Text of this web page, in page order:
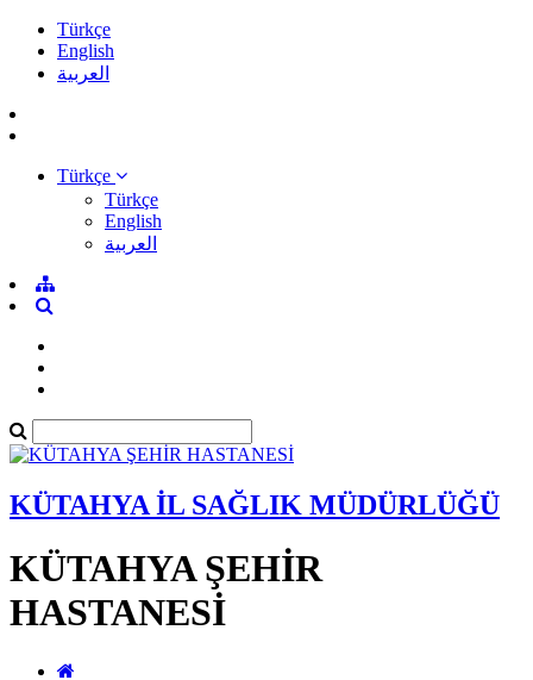
Türkçe
English
العربية
Türkçe
Türkçe
English
العربية
KÜTAHYA İL SAĞLIK MÜDÜRLÜĞÜ
KÜTAHYA ŞEHİR
HASTANESİ